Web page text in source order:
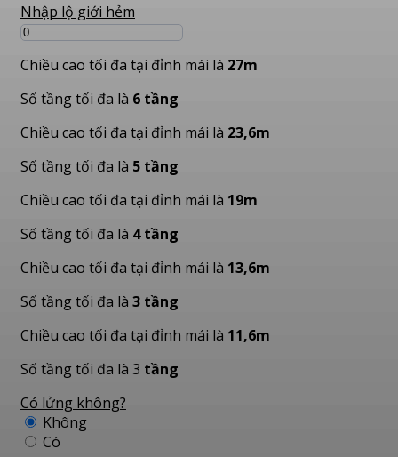
Nhập lộ giới hẻm
Chiều cao tối đa tại đỉnh mái là 27m
Số tầng tối đa là 6 tầng
Chiều cao tối đa tại đỉnh mái là 23,6m
Số tầng tối đa là 5 tầng
Chiều cao tối đa tại đỉnh mái là 19m
Số tầng tối đa là 4 tầng
Chiều cao tối đa tại đỉnh mái là 13,6m
Số tầng tối đa là 3 tầng
Chiều cao tối đa tại đỉnh mái là 11,6m
Số tầng tối đa là 3 tầng
Có lửng không?
Không
Có